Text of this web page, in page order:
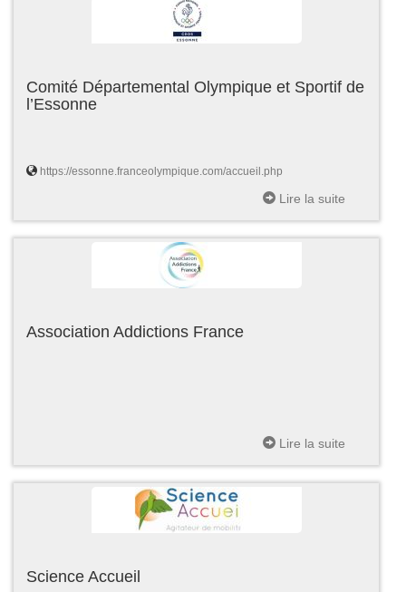
Comité Départemental Olympique et Sportif de
l’Essonne
https://essonne.franceolympique.com/accueil.php
Lire la suite
Association Addictions France
Lire la suite
Science Accueil